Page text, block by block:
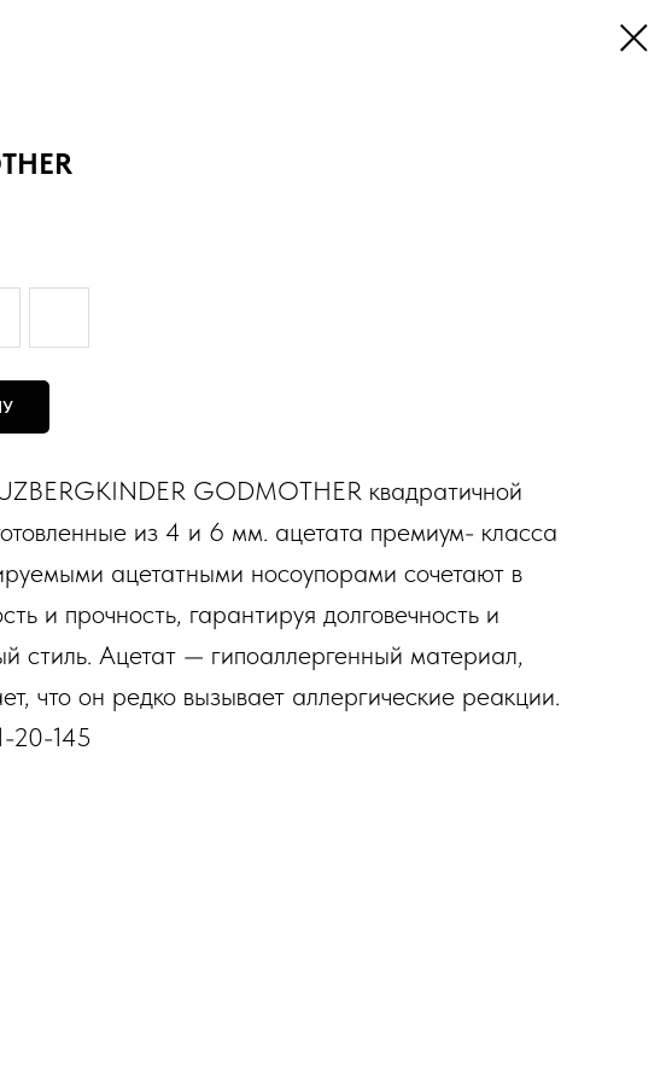
GODMOTHER квадратичной
из 4 и 6 мм. ацетата премиум- класса
ацетатными носоупорами сочетают в
и прочность, гарантируя долговечность и
стиль. Ацетат — гипоаллергенный материал,
что он редко вызывает аллергические реакции.
20-145